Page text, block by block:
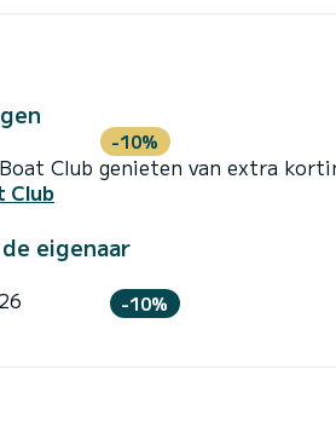
-10%
Club genieten van extra
Club
eigenaar
-10%